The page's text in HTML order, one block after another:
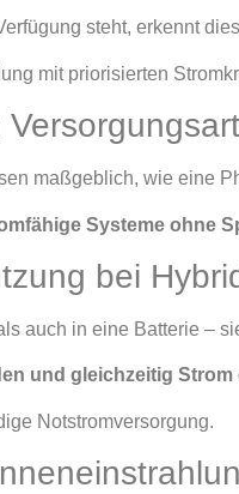
steht, erkennt
mit priorisierten
maßgeblich, wie eine
Systeme ohne
bei
auch in eine Batterie –
und gleichzeitig Strom
Notstromversorgung.